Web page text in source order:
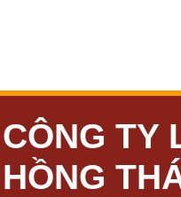
CÔNG TY
HỒNG